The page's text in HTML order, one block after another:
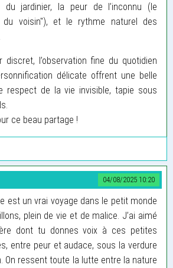
du jardinier, la peur de l’inconnu (le
du voisin"), et le rythme naturel des
discret, l’observation fine du quotidien
délicate offrent une belle
respect de la vie invisible, tapie sous
ce beau partage !
04/08/2025 10:20
est un vrai voyage dans le petit monde
plein de vie et de malice. J’ai aimé
dont tu donnes voix à ces petites
entre peur et audace, sous la verdure
On ressent toute la lutte entre la nature